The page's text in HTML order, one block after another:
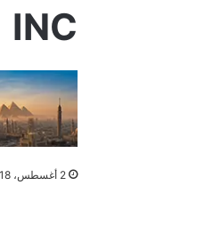
INC
2 أغسطس، 2018